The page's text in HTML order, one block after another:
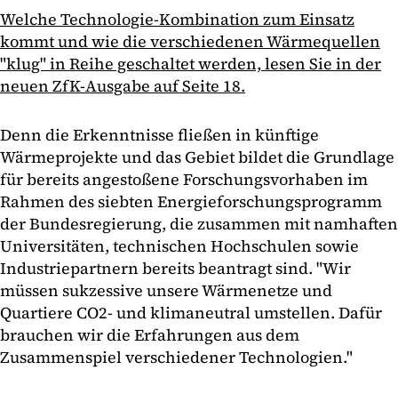
Welche Technologie-Kombination zum Einsatz
kommt und wie die verschiedenen Wärmequellen
"klug" in Reihe geschaltet werden, lesen Sie in der
neuen ZfK-Ausgabe auf Seite 18.
Denn die Erkenntnisse fließen in künftige
Wärmeprojekte und das Gebiet bildet die Grundlage
für bereits angestoßene Forschungsvorhaben im
Rahmen des siebten Energieforschungsprogramm
der Bundesregierung, die zusammen mit namhaften
Universitäten, technischen Hochschulen sowie
Industriepartnern bereits beantragt sind. "Wir
müssen sukzessive unsere Wärmenetze und
Quartiere CO2- und klimaneutral umstellen. Dafür
brauchen wir die Erfahrungen aus dem
Zusammenspiel verschiedener Technologien."